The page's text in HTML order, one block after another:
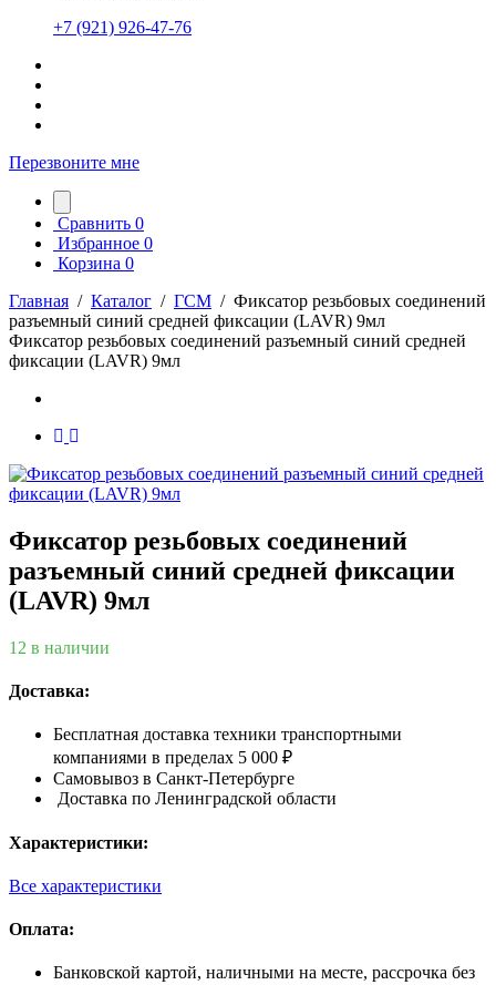
+7 (921) 926-47-76
Перезвоните мне
Сравнить 0
Избранное 0
Корзина 0
Главная / Каталог / ГСМ / Фиксатор резьбовых соединений
разъемный синий средней фиксации (LAVR) 9мл
Фиксатор резьбовых соединений разъемный синий средней
фиксации (LAVR) 9мл
Фиксатор резьбовых соединений
разъемный синий средней фиксации
(LAVR) 9мл
12 в наличии
Доставка:
Бесплатная доставка техники транспортными
компаниями в пределах 5 000 ₽
Самовывоз в Санкт-Петербурге
Доставка по Ленинградской области
Характеристики:
Все характеристики
Оплата:
Банковской картой, наличными на месте, рассрочка без